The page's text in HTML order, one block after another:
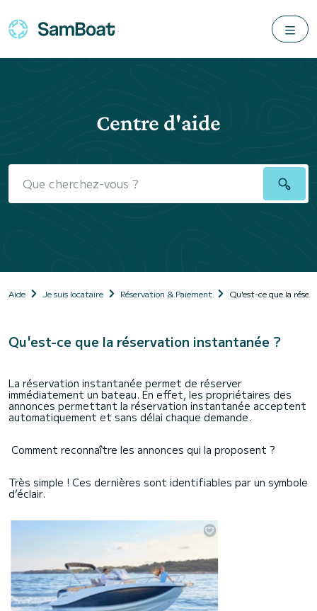
Centre d'aide
Aide Je suis locataire Réservation & Paiement Qu'est-ce que la
Qu'est-ce que la réservation instantanée ?
La réservation instantanée permet de réserver
immédiatement un bateau. En effet, les propriétaires des
annonces permettant la réservation instantanée acceptent
automatiquement et sans délai chaque demande.
Comment reconnaître les annonces qui la proposent ?
Très simple ! Ces dernières sont identifiables par un symbole
d’éclair.